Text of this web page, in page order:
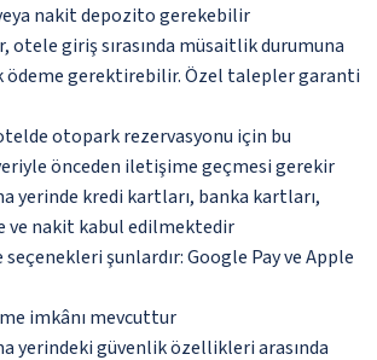
nakit depozito gerekebilir
otele giriş sırasında müsaitlik durumuna
ödeme gerektirebilir. Özel talepler garanti
otopark rezervasyonu için bu
önceden iletişime geçmesi gerekir
yerinde kredi kartları, banka kartları,
ve nakit kabul edilmektedir
şunlardır: Google Pay ve Apple
imkânı mevcuttur
yerindeki güvenlik özellikleri arasında